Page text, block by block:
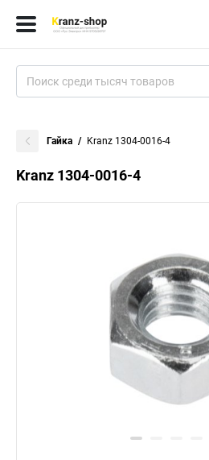
Гайка Kranz 1304-0016-4
Kranz 1304-0016-4